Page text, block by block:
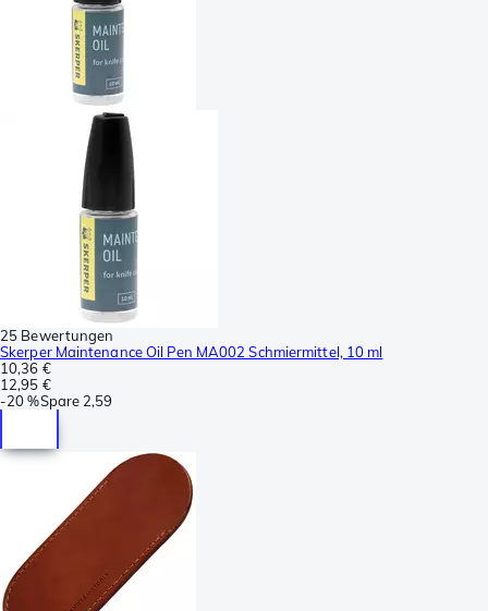
25 Bewertungen
Skerper Maintenance Oil Pen MA002 Schmiermittel, 10 ml
10,36 €
12,95 €
-20 %Spare 2,59